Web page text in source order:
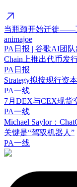
当瓶颈开始迁徙——
animajoe
PA日报 | 谷歌AI团队
Chain上推出代币发
PA日报
Strategy拟按现行资
PA一线
7月DEX与CEX现货
PA一线
Michael Saylor：
关键是“驾驭机器人”
PA一线